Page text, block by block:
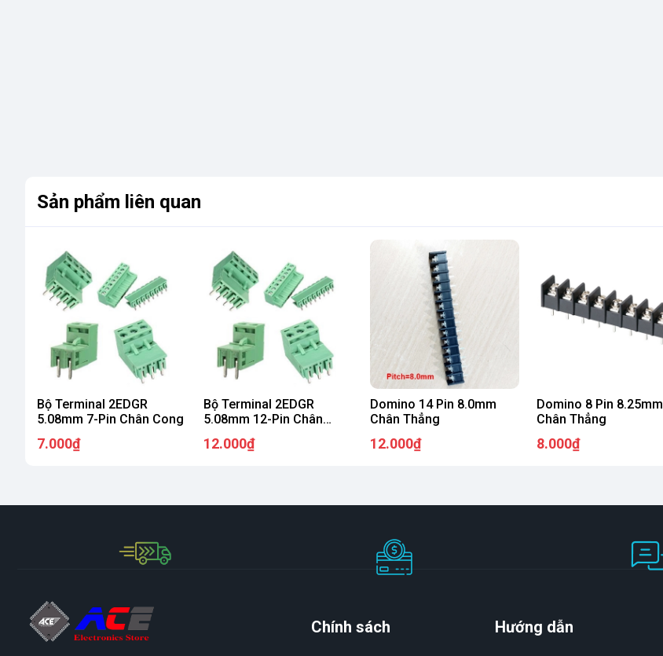
Sản phẩm liên quan
Bộ Terminal 2EDGR
5.08mm 7-Pin Chân Cong
7.000₫
Bộ Terminal 2EDGR
5.08mm 12-Pin Chân
12.000₫
Domino 14 Pin 8.0mm
Chân Thẳng
12.000₫
Domino 8 Pin 8.25mm
Chân Thẳng
8.000₫
Chính sách Hướng dẫn